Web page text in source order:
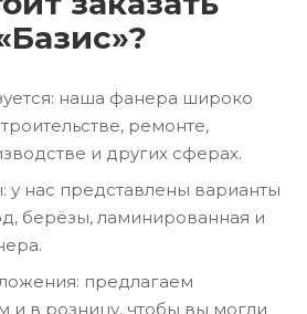
наша фанера широко
ремонте,
и других сферах.
у нас представлены варианты
берёзы, ламинированная и
предлагаем
и в розницу, чтобы вы могли